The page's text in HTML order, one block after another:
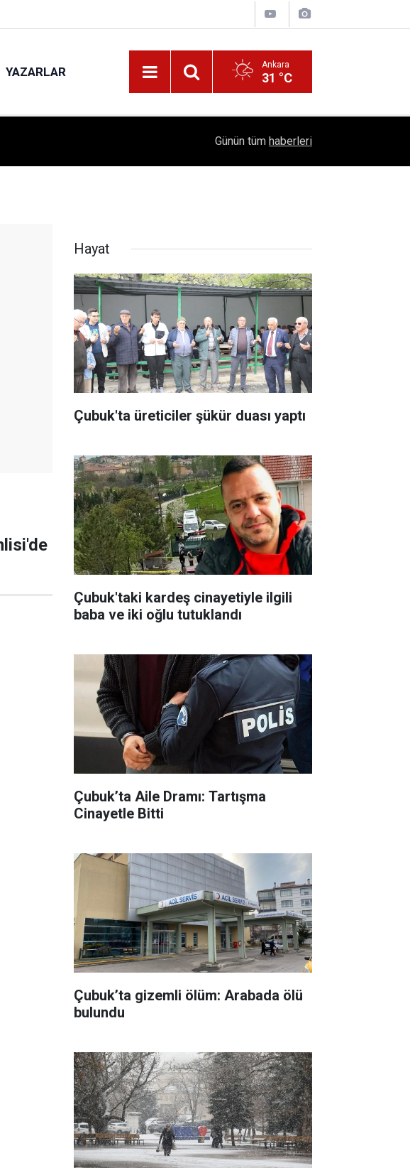
YAZARLAR Ankara
31 °C
Eğlendi! 1504 Kep, Tek Bir Hedef: Bilim Kenti Çubuk
Günün tüm haberleri
Hayat
Çubuk'ta üreticiler şükür duası yaptı
Çubuk'taki kardeş cinayetiyle ilgili
baba ve iki oğlu tutuklandı
Çubuk’ta Aile Dramı: Tartışma
Cinayetle Bitti
Çubuk’ta gizemli ölüm: Arabada ölü
bulundu